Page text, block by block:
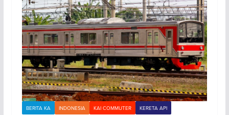
BERITA KA INDONESIA KAI COMMUTER KERETA API